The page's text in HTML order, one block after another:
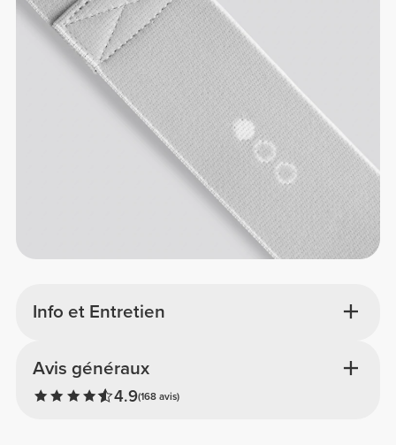
Info et Entretien
Avis généraux
4.9(168 avis)